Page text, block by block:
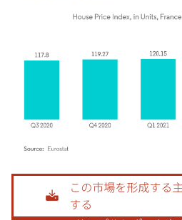
画像 © Mordor Intelligence。再利用には